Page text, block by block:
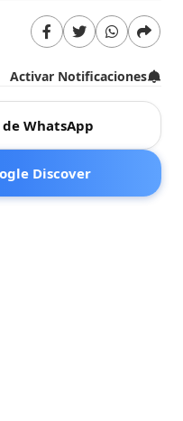
Activar Notificaciones
WhatsApp
Discover